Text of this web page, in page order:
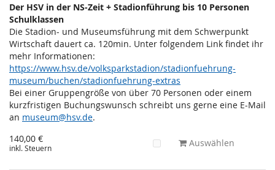
Der HSV in der NS-Zeit + Stadionführung bis 10 Personen
Schulklassen
Die Stadion- und Museumsführung mit dem Schwerpunkt
Wirtschaft dauert ca. 120min. Unter folgendem Link findet ihr
mehr Informationen:
https://www.hsv.de/volksparkstadion/stadionfuehrung-
museum/buchen/stadionfuehrung-extras
Bei einer Gruppengröße von über 70 Personen oder einem
kurzfristigen Buchungswunsch schreibt uns gerne eine E-Mail
an museum@hsv.de.
140,00 €
inkl. Steuern Auswählen